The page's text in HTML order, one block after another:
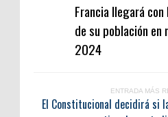
Francia llegará
de su población en
2024
ENTRADA MÁS
El Constitucional decidirá si